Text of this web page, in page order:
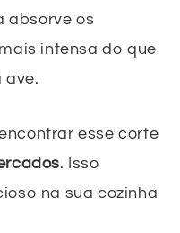
absorve os
intensa do que
ave.
esse corte
. Isso
na sua cozinha